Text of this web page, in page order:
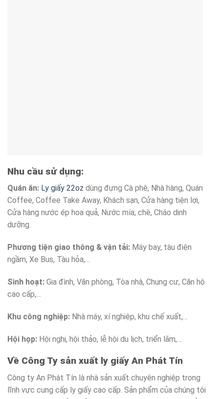
Nhu cầu sử dụng:
Quán ăn: Ly giấy 22oz dùng đựng Cà phê, Nhà hàng, Quán
Coffee, Coffee Take Away, Khách sạn, Cửa hàng tiện lợi,
Cửa hàng nước ép hoa quả, Nước mía, chè, Cháo dinh
dưỡng.
Phương tiện giao thông & vận tải: Máy bay, tàu điện
ngầm, Xe Bus, Tàu hỏa,…
Sinh hoạt: Gia đình, Văn phòng, Tòa nhà, Chung cư, Căn hộ
cao cấp,…
Khu công nghiệp: Nhà máy, xí nghiệp, khu chế xuất,…
Hội họp: Hội nghị, hội thảo, lễ hội du lịch, triển lãm,…
Về Công Ty sản xuất ly giấy An Phát Tín
Công ty An Phát Tín là nhà sản xuất chuyên nghiệp trong
lĩnh vực cung cấp ly giấy cao cấp. Sản phẩm của chúng tôi